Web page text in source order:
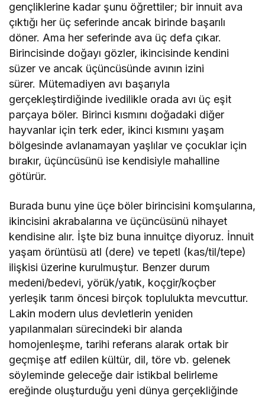
gençliklerine kadar şunu öğrettiler; bir innuit ava
çıktığı her üç seferinde ancak birinde başarılı
döner. Ama her seferinde ava üç defa çıkar.
Birincisinde doğayı gözler, ikincisinde kendini
süzer ve ancak üçüncüsünde avının izini
sürer. Mütemadiyen avı başarıyla
gerçekleştirdiğinde ivedilikle orada avı üç eşit
parçaya böler. Birinci kısmını doğadaki diğer
hayvanlar için terk eder, ikinci kısmını yaşam
bölgesinde avlanamayan yaşlılar ve çocuklar için
bırakır, üçüncüsünü ise kendisiyle mahalline
götürür.
Burada bunu yine üçe böler birincisini komşularına,
ikincisini akrabalarına ve üçüncüsünü nihayet
kendisine alır. İşte biz buna innuitçe diyoruz. İnnuit
yaşam örüntüsü atl (dere) ve tepetl (kas/til/tepe)
ilişkisi üzerine kurulmuştur. Benzer durum
medeni/bedevi, yörük/yatık, koçgir/koçber
yerleşik tarım öncesi birçok toplulukta mevcuttur.
Lakin modern ulus devletlerin yeniden
yapılanmaları sürecindeki bir alanda
homojenleşme, tarihi referans alarak ortak bir
geçmişe atf edilen kültür, dil, töre vb. gelenek
söyleminde geleceğe dair istikbal belirleme
ereğinde oluşturduğu yeni dünya gerçekliğinde